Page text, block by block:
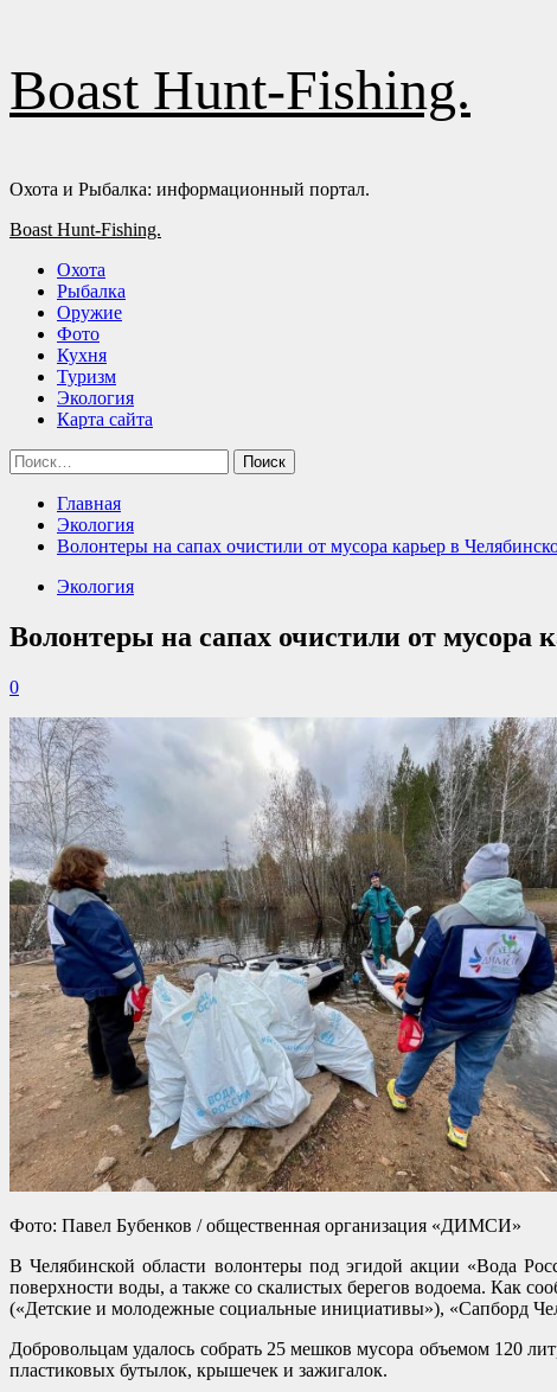
содержимому
Boast Hunt-Fishing.
Охота и Рыбалка: информационный портал.
Основное
Boast Hunt-Fishing.
Охота
Рыбалка
Оружие
Фото
Кухня
Туризм
Экология
Карта сайта
Найти:
Главная
Экология
Волонтеры на сапах очистили от мусора карьер в
Экология
Волонтеры на сапах очистили от мусора
0
Фото: Павел Бубенков / общественная организация «ДИМСИ»
В Челябинской области волонтеры под эгидой акции «Вода
поверхности воды, а также со скалистых берегов водоема. Как
(«Детские и молодежные социальные инициативы»), «Сапборд
Добровольцам удалось собрать 25 мешков мусора объемом 120
пластиковых бутылок, крышечек и зажигалок.